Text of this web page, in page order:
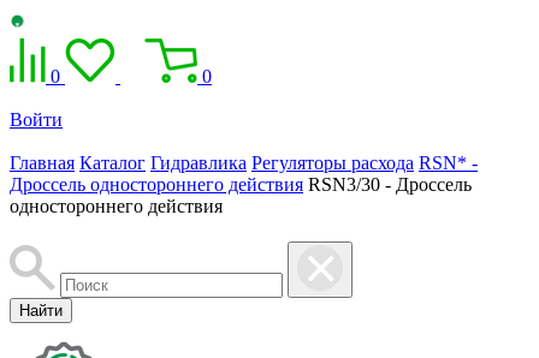
0 0
Войти
Главная Каталог Гидравлика Регуляторы расхода RSN* -
Дроссель одностороннего действия RSN3/30 - Дроссель
одностороннего действия
Найти